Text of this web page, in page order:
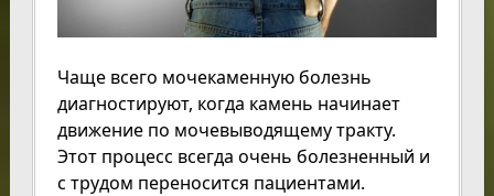
Чаще всего мочекаменную болезнь
диагностируют, когда камень начинает
движение по мочевыводящему тракту.
Этот процесс всегда очень болезненный и
с трудом переносится пациентами.